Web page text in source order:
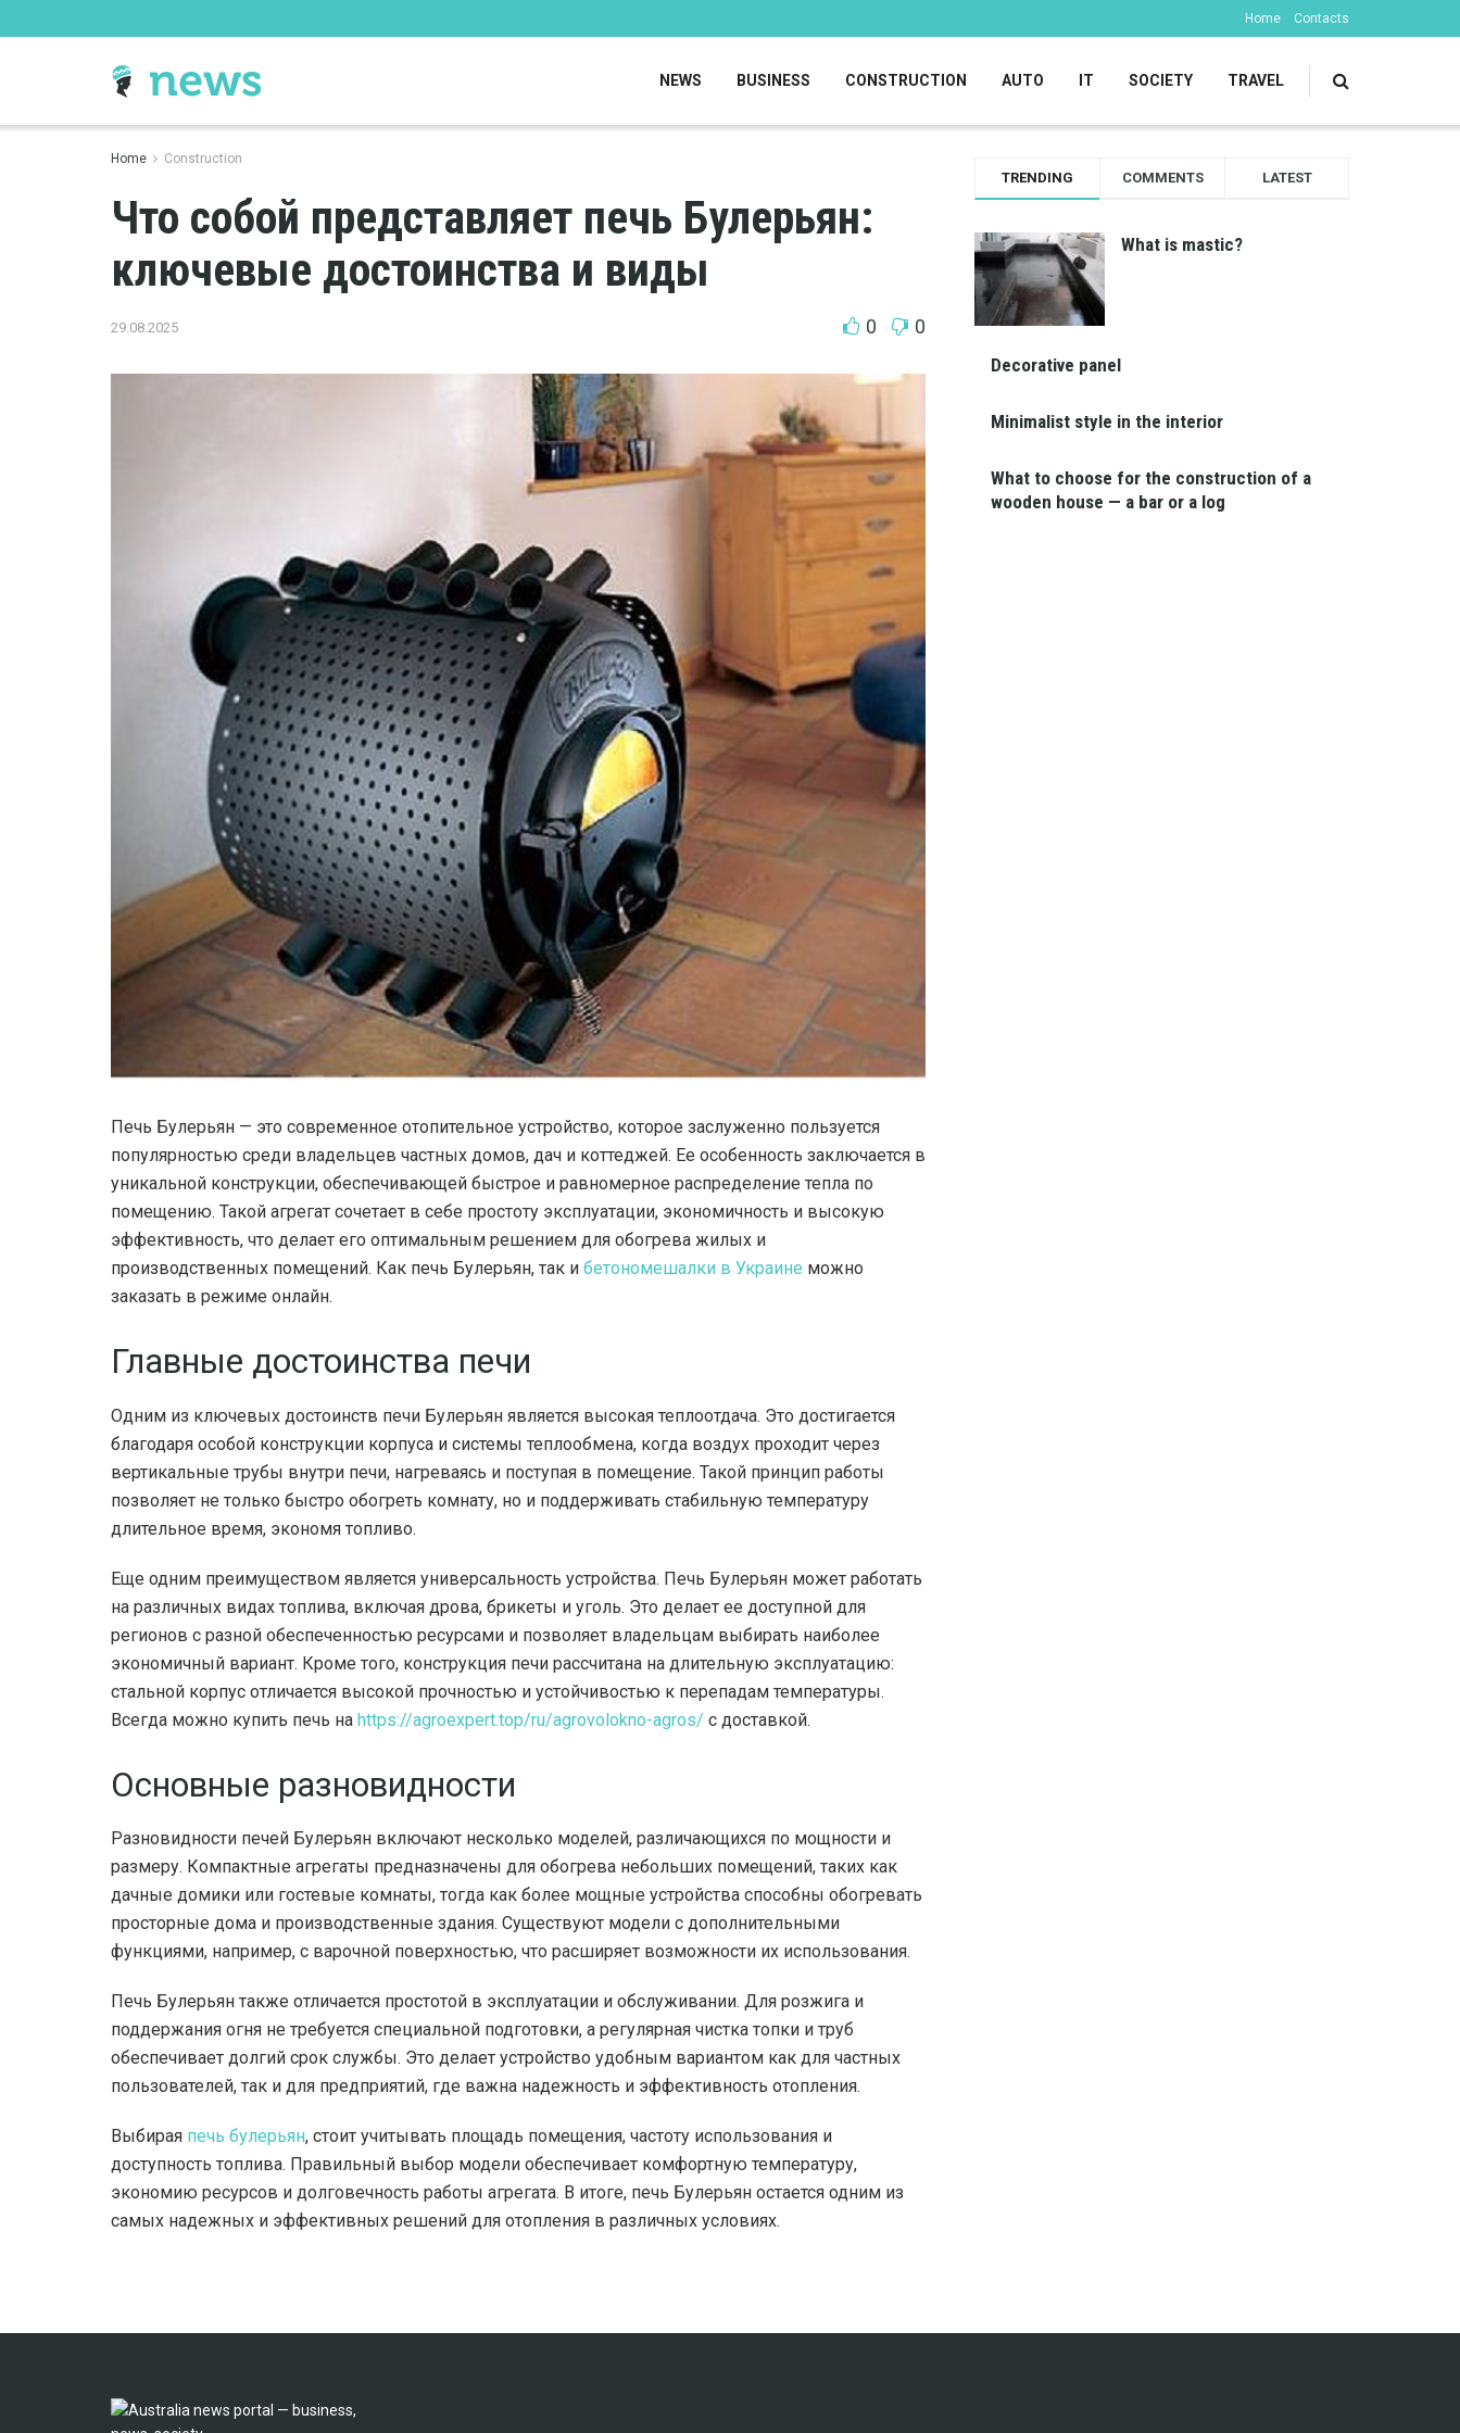
Home Contacts
NEWS BUSINESS CONSTRUCTION AUTO IT SOCIETY TRAVEL
Home Construction
Что собой представляет печь Булерьян:
ключевые достоинства и виды
29.08.2025 0 0
Печь Булерьян — это современное отопительное устройство, которое заслуженно пользуется
популярностью среди владельцев частных домов, дач и коттеджей. Ее особенность заключается в
уникальной конструкции, обеспечивающей быстрое и равномерное распределение тепла по
помещению. Такой агрегат сочетает в себе простоту эксплуатации, экономичность и высокую
эффективность, что делает его оптимальным решением для обогрева жилых и
производственных помещений. Как печь Булерьян, так и бетономешалки в Украине можно
заказать в режиме онлайн.
Главные достоинства печи
Одним из ключевых достоинств печи Булерьян является высокая теплоотдача. Это достигается
благодаря особой конструкции корпуса и системы теплообмена, когда воздух проходит через
вертикальные трубы внутри печи, нагреваясь и поступая в помещение. Такой принцип работы
позволяет не только быстро обогреть комнату, но и поддерживать стабильную температуру
длительное время, экономя топливо.
Еще одним преимуществом является универсальность устройства. Печь Булерьян может работать
на различных видах топлива, включая дрова, брикеты и уголь. Это делает ее доступной для
регионов с разной обеспеченностью ресурсами и позволяет владельцам выбирать наиболее
экономичный вариант. Кроме того, конструкция печи рассчитана на длительную эксплуатацию:
стальной корпус отличается высокой прочностью и устойчивостью к перепадам температуры.
Всегда можно купить печь на https://agroexpert.top/ru/agrovolokno-agros/ с доставкой.
Основные разновидности
Разновидности печей Булерьян включают несколько моделей, различающихся по мощности и
размеру. Компактные агрегаты предназначены для обогрева небольших помещений, таких как
дачные домики или гостевые комнаты, тогда как более мощные устройства способны обогревать
просторные дома и производственные здания. Существуют модели с дополнительными
функциями, например, с варочной поверхностью, что расширяет возможности их использования.
Печь Булерьян также отличается простотой в эксплуатации и обслуживании. Для розжига и
поддержания огня не требуется специальной подготовки, а регулярная чистка топки и труб
обеспечивает долгий срок службы. Это делает устройство удобным вариантом как для частных
пользователей, так и для предприятий, где важна надежность и эффективность отопления.
Выбирая печь булерьян, стоит учитывать площадь помещения, частоту использования и
доступность топлива. Правильный выбор модели обеспечивает комфортную температуру,
экономию ресурсов и долговечность работы агрегата. В итоге, печь Булерьян остается одним из
самых надежных и эффективных решений для отопления в различных условиях.
TRENDING COMMENTS LATEST
What is mastic?
Decorative panel
Minimalist style in the interior
What to choose for the construction of a
wooden house — a bar or a log